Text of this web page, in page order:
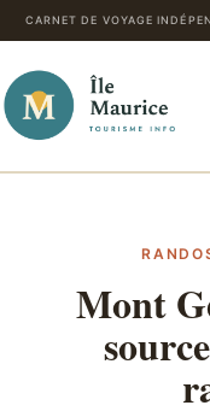
CARNET DE VOYAGE
Mont